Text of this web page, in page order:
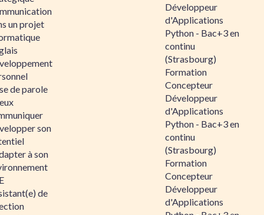
un projet
de parole
son
à son
de
Développeur
d'Applications
Python - Bac+3 en
continu
(Strasbourg)
Formation
Concepteur
Développeur
d'Applications
Python - Bac+3 en
continu
(Strasbourg)
Formation
Concepteur
Développeur
d'Applications